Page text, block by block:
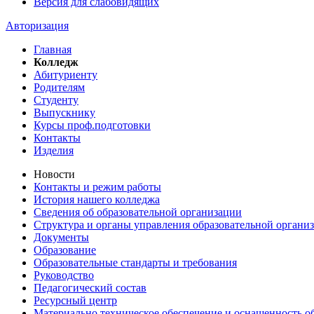
Авторизация
Главная
Колледж
Абитуриенту
Родителям
Студенту
Выпускнику
Курсы проф.подготовки
Контакты
Изделия
Новости
Контакты и режим работы
История нашего колледжа
Сведения об образовательной организации
Структура и органы управления образовательной
Документы
Образование
Образовательные стандарты и требования
Руководство
Педагогический состав
Ресурсный центр